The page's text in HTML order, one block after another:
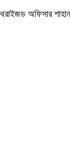
অফিসার